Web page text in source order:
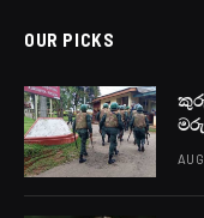
OUR PICKS